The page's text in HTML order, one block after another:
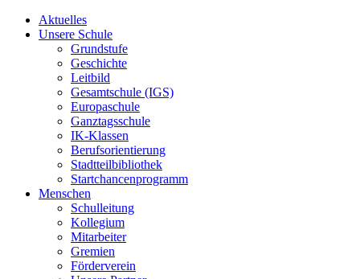
Aktuelles
Unsere Schule
Grundstufe
Geschichte
Leitbild
Gesamtschule (IGS)
Europaschule
Ganztagsschule
IK-Klassen
Berufsorientierung
Stadtteilbibliothek
Startchancenprogramm
Menschen
Schulleitung
Kollegium
Mitarbeiter
Gremien
Förderverein